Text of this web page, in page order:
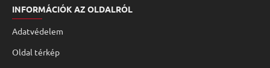
INFORMÁCIÓK AZ OLDALRÓL
Adatvédelem
Oldal térkép